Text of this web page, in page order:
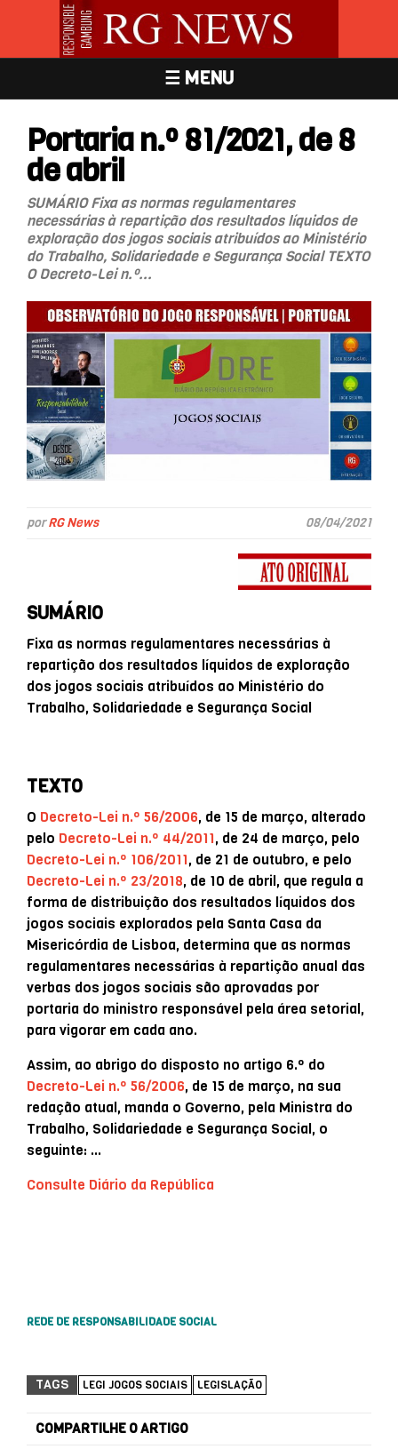
☰ MENU
Portaria n.º 81/2021, de 8
de abril
SUMÁRIO Fixa as normas regulamentares
necessárias à repartição dos resultados líquidos de
exploração dos jogos sociais atribuídos ao Ministério
do Trabalho, Solidariedade e Segurança Social TEXTO
O Decreto-Lei n.º...
porRG News 08/04/2021
SUMÁRIO
Fixa as normas regulamentares necessárias à
repartição dos resultados líquidos de exploração
dos jogos sociais atribuídos ao Ministério do
Trabalho, Solidariedade e Segurança Social
TEXTO
O Decreto-Lei n.º 56/2006, de 15 de março, alterado
pelo Decreto-Lei n.º 44/2011, de 24 de março, pelo
Decreto-Lei n.º 106/2011, de 21 de outubro, e pelo
Decreto-Lei n.º 23/2018, de 10 de abril, que regula a
forma de distribuição dos resultados líquidos dos
jogos sociais explorados pela Santa Casa da
Misericórdia de Lisboa, determina que as normas
regulamentares necessárias à repartição anual das
verbas dos jogos sociais são aprovadas por
portaria do ministro responsável pela área setorial,
para vigorar em cada ano.
Assim, ao abrigo do disposto no artigo 6.º do
Decreto-Lei n.º 56/2006, de 15 de março, na sua
redação atual, manda o Governo, pela Ministra do
Trabalho, Solidariedade e Segurança Social, o
seguinte: …
Consulte Diário da República
REDE DE RESPONSABILIDADE SOCIAL
TAGS LEGI JOGOS SOCIAIS LEGISLAÇÃO
COMPARTILHE O ARTIGO